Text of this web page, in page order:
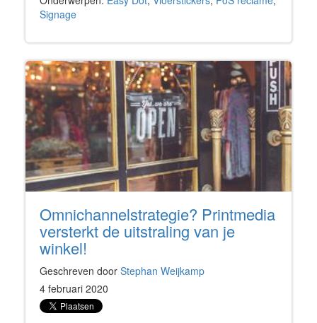
Signage
Omnichannelstrategie? Printmedia
versterkt de uitstraling van je
winkel!
Geschreven door Stephan Weijkamp
4 februari 2020